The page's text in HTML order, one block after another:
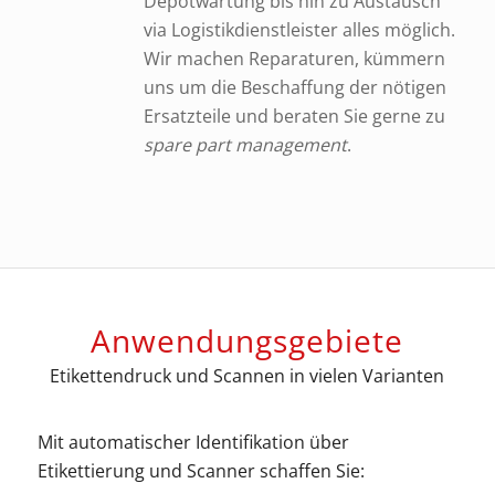
via Logistikdienstleister alles möglich.
Wir machen Reparaturen, kümmern
uns um die Beschaffung der nötigen
Ersatzteile und beraten Sie gerne zu
spare part management.
Anwendungsgebiete
Etikettendruck und Scannen in vielen Varianten
Mit automatischer Identifikation über
Etikettierung und Scanner schaffen Sie: